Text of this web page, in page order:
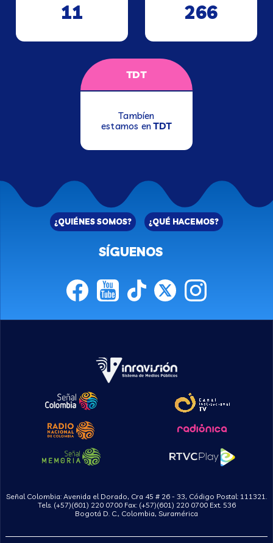
11 266
TDT
Tambíen
estamos enTDT
¿QUIÉNES SOMOS? ¿QUÉ HACEMOS?
SÍGUENOS
Señal Colombia: Avenida el Dorado, Cra 45 # 26 - 33, Código Postal: 111321.
Tels. (+57)(601) 220 0700 Fax: (+57)(601) 220 0700 Ext. 536
Bogotá D. C., Colombia, Suramérica